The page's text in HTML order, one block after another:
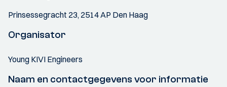
Prinsessegracht 23, 2514 AP Den Haag
Organisator
Young KIVI Engineers
Naam en contactgegevens voor informatie